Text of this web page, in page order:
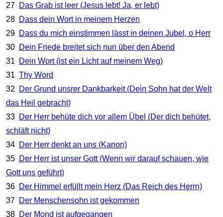
27 Das Grab ist leer (Jesus lebt! Ja, er lebt)
28 Dass dein Wort in meinem Herzen
29 Dass du mich einstimmen lässt in deinen Jubel, o Herr
30 Dein Friede breitet sich nun über den Abend
31
Dein Wort (ist ein Licht auf meinem Weg)
31 Thy Word
32
Der Grund unsrer Dankbarkeit (Dein Sohn hat der Welt
das Heil gebracht)
33 Der Herr behüte dich vor allem Übel (Der dich behütet,
schläft nicht)
34 Der Herr denkt an uns (Kanon)
35 Der Herr ist unser Gott (Wenn wir darauf schauen, wie
Gott uns geführt)
36 Der Himmel erfüllt mein Herz (Das Reich des Herrn)
37 Der Menschensohn ist gekommen
38 Der Mond ist aufgegangen